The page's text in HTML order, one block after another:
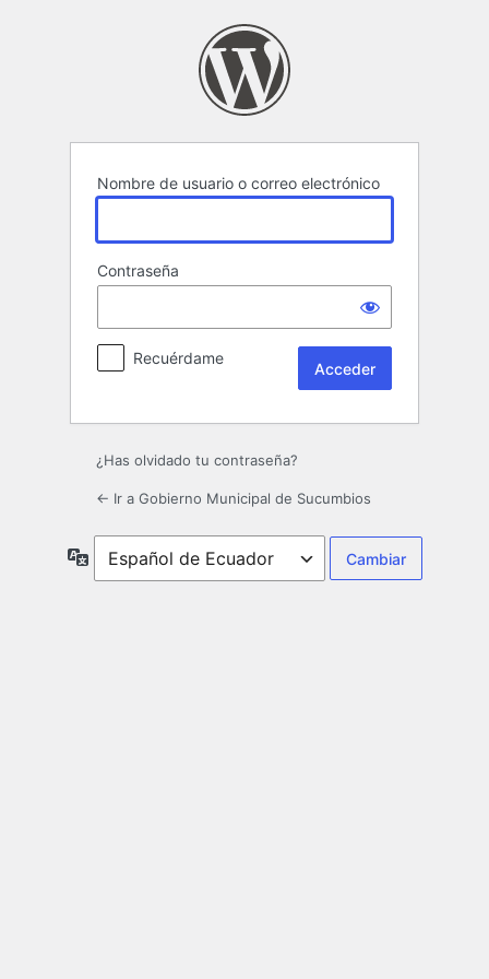
Nombre de usuario o correo electrónico
Contraseña
Recuérdame
¿Has olvidado tu contraseña?
← Ir a Gobierno Municipal de Sucumbios
Idioma